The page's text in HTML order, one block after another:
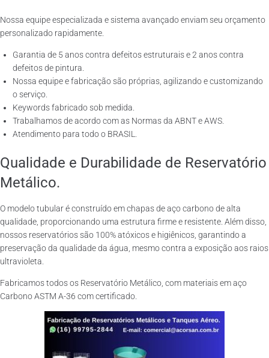
Nossa equipe especializada e sistema avançado enviam seu orçamento
personalizado rapidamente.
Garantia de 5 anos contra defeitos estruturais e 2 anos contra
defeitos de pintura.
Nossa equipe e fabricação são próprias, agilizando e customizando
o serviço.
Keywords fabricado sob medida.
Trabalhamos de acordo com as Normas da ABNT e AWS.
Atendimento para todo o BRASIL.
Qualidade e Durabilidade de Reservatório
Metálico.
O modelo tubular é construído em chapas de aço carbono de alta
qualidade, proporcionando uma estrutura firme e resistente. Além disso,
nossos reservatórios são 100% atóxicos e higiênicos, garantindo a
preservação da qualidade da água, mesmo contra a exposição aos raios
ultravioleta.
Fabricamos todos os Reservatório Metálico, com materiais em aço
Carbono ASTM A-36 com certificado.